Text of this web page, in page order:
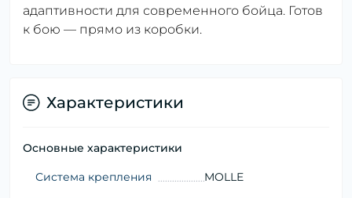
адаптивности для современного бойца. Готов
к бою — прямо из коробки.
Характеристики
Основные характеристики
Система крепления MOLLE